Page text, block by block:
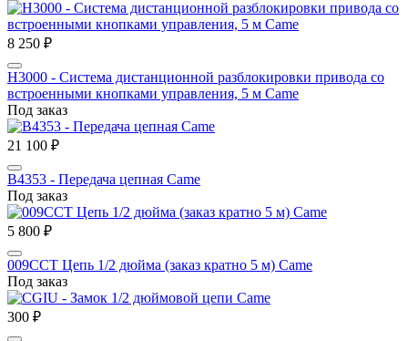
8 250 ₽
H3000 - Система дистанционной разблокировки привода со
встроенными кнопками управления, 5 м Came
Под заказ
21 100 ₽
B4353 - Передача цепная Came
Под заказ
5 800 ₽
009CCT Цепь 1/2 дюйма (заказ кратно 5 м) Came
Под заказ
300 ₽